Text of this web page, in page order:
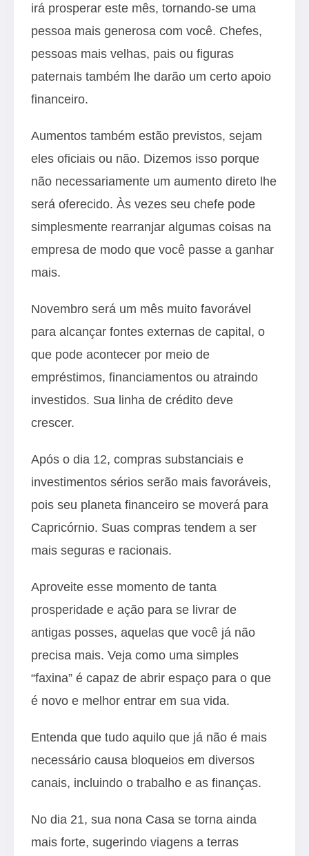
irá prosperar este mês, tornando-se uma
pessoa mais generosa com você. Chefes,
pessoas mais velhas, pais ou figuras
paternais também lhe darão um certo apoio
financeiro.
Aumentos também estão previstos, sejam
eles oficiais ou não. Dizemos isso porque
não necessariamente um aumento direto lhe
será oferecido. Às vezes seu chefe pode
simplesmente rearranjar algumas coisas na
empresa de modo que você passe a ganhar
mais.
Novembro será um mês muito favorável
para alcançar fontes externas de capital, o
que pode acontecer por meio de
empréstimos, financiamentos ou atraindo
investidos. Sua linha de crédito deve
crescer.
Após o dia 12, compras substanciais e
investimentos sérios serão mais favoráveis,
pois seu planeta financeiro se moverá para
Capricórnio. Suas compras tendem a ser
mais seguras e racionais.
Aproveite esse momento de tanta
prosperidade e ação para se livrar de
antigas posses, aquelas que você já não
precisa mais. Veja como uma simples
“faxina” é capaz de abrir espaço para o que
é novo e melhor entrar em sua vida.
Entenda que tudo aquilo que já não é mais
necessário causa bloqueios em diversos
canais, incluindo o trabalho e as finanças.
No dia 21, sua nona Casa se torna ainda
mais forte, sugerindo viagens a terras